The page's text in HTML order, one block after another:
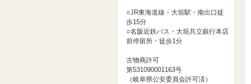
○JR東海道線・大垣駅・南出口徒
歩15分
○名阪近鉄バス・大垣共立銀行本店
前停留所・徒歩1分
古物商許可
第531090001163号
（岐阜県公安委員会許可済）